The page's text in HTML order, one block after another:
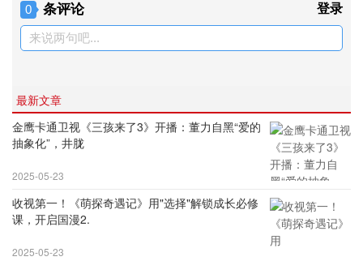
0 条评论 登录
来说两句吧...
最新文章
金鹰卡通卫视《三孩来了3》开播：董力自黑“爱的
抽象化”，井胧
2025-05-23
收视第一！《萌探奇遇记》用"选择"解锁成长必修
课，开启国漫2.
2025-05-23